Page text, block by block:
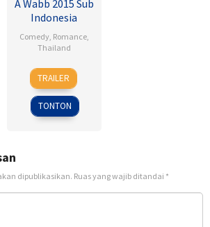
A Wabb 2015 Sub
Indonesia
Comedy, Romance,
Thailand
4
Mar
2015
Nareubadee
Wetchakam
TRAILER
TONTON
dipublikasikan. Ruas yang wajib ditandai *